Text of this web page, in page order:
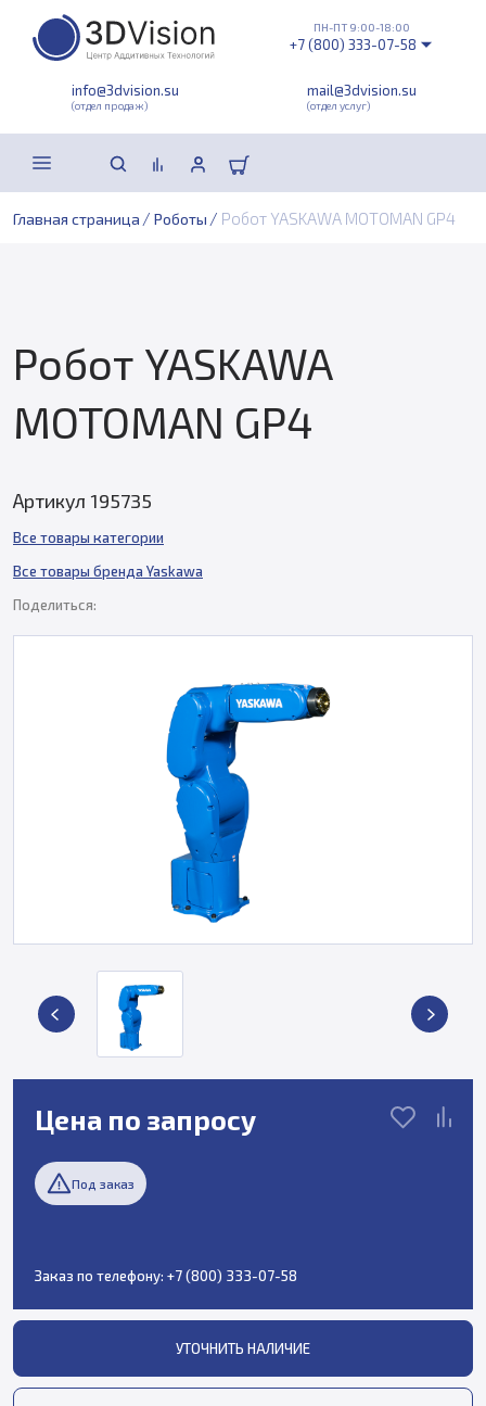
info@3dvision.su
(отдел продаж)
mail@3dvision.su
(отдел услуг)
ПН-ПТ 9:00-18:00
+7 (800) 333-07-58
Главная страница / Роботы / Робот YASKAWA MOTOMAN GP4
Робот YASKAWA
MOTOMAN GP4
Артикул 195735
Все товары категории
Все товары бренда Yaskawa
Поделиться:
Цена по запросу
Под заказ
Заказ по телефону: +7 (800) 333-07-58
УТОЧНИТЬ НАЛИЧИЕ